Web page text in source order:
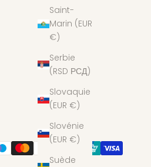
Saint-
Marin (EUR
€)
Serbie
(RSD РСД)
Slovaquie
(EUR €)
Slovénie
(EUR €)
Suède